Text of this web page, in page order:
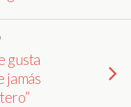
gusta
jamás